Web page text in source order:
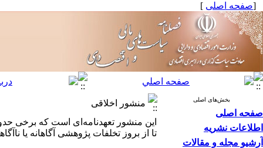
[صفحه اصلی ]
بخش‌های اصلی
صفحه اصلی
اطلاعات نشریه
آرشیو مجله و مقالات
منشور اخلاقی
این منشور تعهدنامه‌ای است که برخی
تا از بروز تخلفات پژوهشی آگاهانه یا